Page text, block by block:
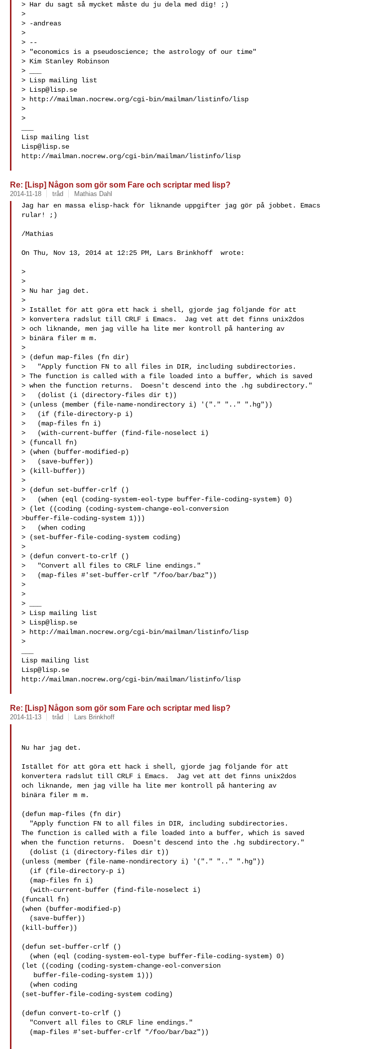
> Har du sagt så mycket måste du ju dela med dig! ;)
>
> -andreas
>
> --
> "economics is a pseudoscience; the astrology of our time"
> Kim Stanley Robinson
> ___
> Lisp mailing list
> Lisp@lisp.se
> http://mailman.nocrew.org/cgi-bin/mailman/listinfo/lisp
>
>
Lisp@lisp.se
http://mailman.nocrew.org/cgi-bin/mailman/listinfo/lisp
Re: [Lisp] Någon som gör som Fare och scriptar med lisp?
2014-11-18 tråd Mathias Dahl
Jag har en massa elisp-hack för liknande uppgifter jag gör på jobbet. Emacs
rular! ;)
/Mathias
On Thu, Nov 13, 2014 at 12:25 PM, Lars Brinkhoff  wrote:
>
>
> Nu har jag det.
>
> Istället för att göra ett hack i shell, gjorde jag följande för att
> konvertera radslut till CRLF i Emacs.  Jag vet att det finns unix2dos
> och liknande, men jag ville ha lite mer kontroll på hantering av
> binära filer m m.
>
> (defun map-files (fn dir)
>   "Apply function FN to all files in DIR, including subdirectories.
> The function is called with a file loaded into a buffer, which is saved
> when the function returns.  Doesn't descend into the .hg subdirectory."
>   (dolist (i (directory-files dir t))
> (unless (member (file-name-nondirectory i) '("." ".." ".hg"))
>   (if (file-directory-p i)
>   (map-files fn i)
>   (with-current-buffer (find-file-noselect i)
> (funcall fn)
> (when (buffer-modified-p)
>   (save-buffer))
> (kill-buffer))
>
> (defun set-buffer-crlf ()
>   (when (eql (coding-system-eol-type buffer-file-coding-system) 0)
> (let ((coding (coding-system-change-eol-conversion
>buffer-file-coding-system 1)))
>   (when coding
> (set-buffer-file-coding-system coding)
>
> (defun convert-to-crlf ()
>   "Convert all files to CRLF line endings."
>   (map-files #'set-buffer-crlf "/foo/bar/baz"))
>
>
> ___
> Lisp mailing list
> Lisp@lisp.se
> http://mailman.nocrew.org/cgi-bin/mailman/listinfo/lisp
>
Lisp@lisp.se
http://mailman.nocrew.org/cgi-bin/mailman/listinfo/lisp
Re: [Lisp] Någon som gör som Fare och scriptar med lisp?
2014-11-13 tråd Lars Brinkhoff
Nu har jag det.
Istället för att göra ett hack i shell, gjorde jag följande för att
konvertera radslut till CRLF i Emacs.  Jag vet att det finns unix2dos
och liknande, men jag ville ha lite mer kontroll på hantering av
binära filer m m.
(defun map-files (fn dir)
The function is called with a file loaded into a buffer, which is saved
when the function returns.  Doesn't descend into the .hg subdirectory."
(unless (member (file-name-nondirectory i) '("." ".." ".hg"))
(funcall fn)
(when (buffer-modified-p)
(kill-buffer))
(defun set-buffer-crlf ()
(let ((coding (coding-system-change-eol-conversion
(set-buffer-file-coding-system coding)
(defun convert-to-crlf ()